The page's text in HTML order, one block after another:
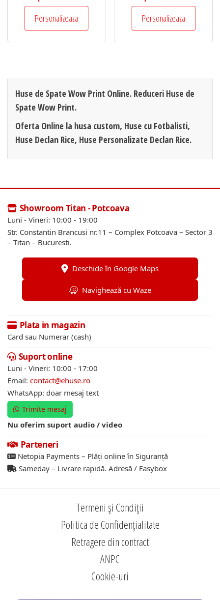
Personalizeaza Personalizeaza
Huse de Spate Wow Print Online. Reduceri Huse de
Spate Wow Print.
Oferta Online la husa custom, Huse cu Fotbalisti,
Huse Declan Rice, Huse Personalizate Declan Rice.
Showroom Titan - Potcoava
Luni - Vineri: 10:00 - 19:00
Str. Constantin Brancusi nr.11 – Complex Potcoava – Sector 3
– Titan – Bucuresti.
Deschide în Google Maps
Navighează cu Waze
Plata in magazin
Card sau Numerar (cash)
Suport online
Luni - Vineri: 10:00 - 17:00
Email: contact@ehuse.ro
WhatsApp: doar mesaj text
Trimite mesaj
Nu oferim suport audio / video
Parteneri
Netopia Payments – Plăți online în Siguranță
Sameday – Livrare rapidă. Adresă / Easybox
Termeni și Condiții
Politica de Confidențialitate
Retragere din contract
ANPC
Cookie-uri